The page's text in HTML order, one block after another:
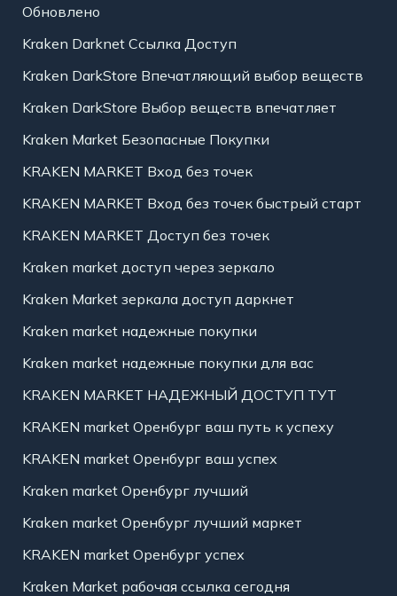
Обновлено
Kraken Darknet Ссылка Доступ
Kraken DarkStore Впечатляющий выбор веществ
Kraken DarkStore Выбор веществ впечатляет
Kraken Market Безопасные Покупки
KRAKEN MARKET Вход без точек
KRAKEN MARKET Вход без точек быстрый старт
KRAKEN MARKET Доступ без точек
Kraken market доступ через зеркало
Kraken Market зеркала доступ даркнет
Kraken market надежные покупки
Kraken market надежные покупки для вас
KRAKEN MARKET НАДЕЖНЫЙ ДОСТУП ТУТ
KRAKEN market Оренбург ваш путь к успеху
KRAKEN market Оренбург ваш успех
Kraken market Оренбург лучший
Kraken market Оренбург лучший маркет
KRAKEN market Оренбург успех
Kraken Market рабочая ссылка сегодня